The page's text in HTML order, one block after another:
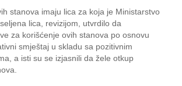
stanova imaju lica za koja je Ministarstvo
lica, revizijom, utvrdilo da
za korišćenje ovih stanova po osnovu
smještaj u skladu sa pozitivnim
a isti su se izjasnili da žele otkup